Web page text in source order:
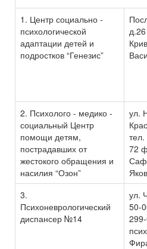
1. Центр социально -
психологической
адаптации детей и
подростков “Генезис”
2. Психолого - медико -
социальный Центр
помощи детям,
пострадавших от
жестокого обращения и
насилия “Озон”
ул.
72
3.
Психоневрологический
диспансер №14
ул.
50-